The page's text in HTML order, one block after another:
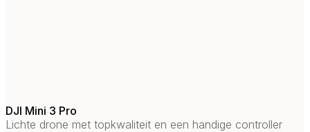
DJI Mini 3 Pro
Lichte drone met topkwaliteit en een handige controller